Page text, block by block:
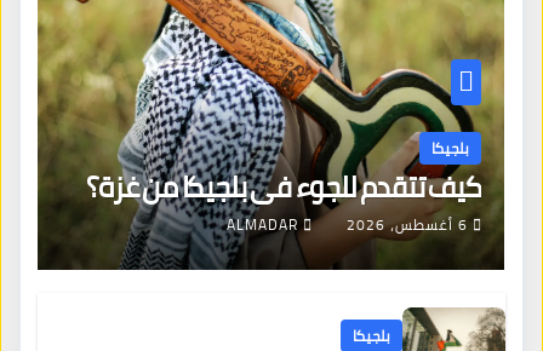
بلجيكا
كيف تتقدم للجوء في بلجيكا من غزة؟
6 أغسطس، 2026 ALMADAR
بلجيكا